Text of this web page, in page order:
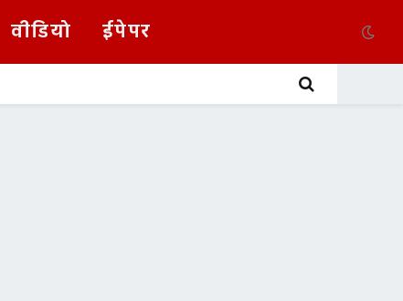
वीडियो ईपेपर